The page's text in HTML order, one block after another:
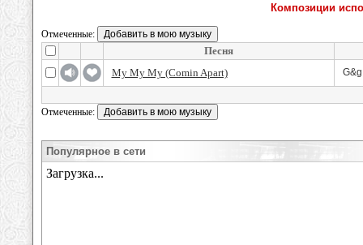
Композиции
Отмеченные:
Песня
My My My (Comin Apart)
Отмеченные:
Популярное в сети